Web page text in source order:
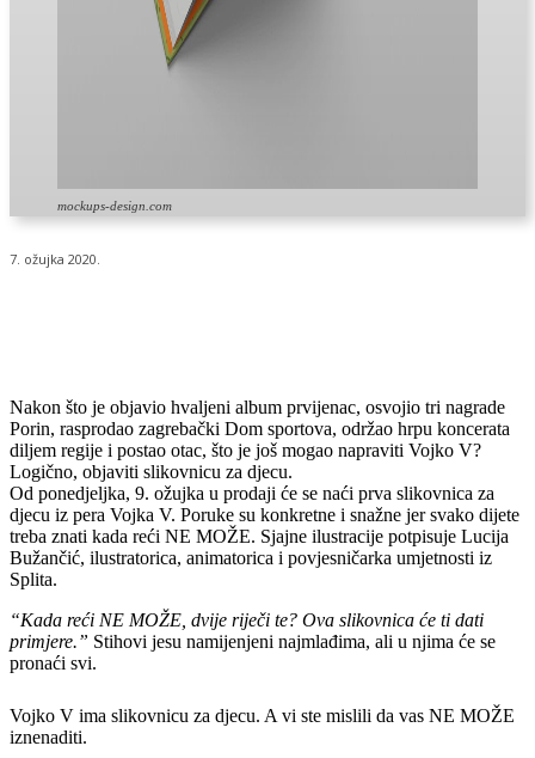
mockups-design.com
7. ožujka 2020.
Nakon što je objavio hvaljeni album prvijenac, osvojio tri nagrade
Porin, rasprodao zagrebački Dom sportova, održao hrpu koncerata
diljem regije i postao otac, što je još mogao napraviti Vojko V?
Logično, objaviti slikovnicu za djecu.
Od ponedjeljka, 9. ožujka u prodaji će se naći prva slikovnica za
djecu iz pera Vojka V. Poruke su konkretne i snažne jer svako dijete
treba znati kada reći NE MOŽE. Sjajne ilustracije potpisuje Lucija
Bužančić, ilustratorica, animatorica i povjesničarka umjetnosti iz
Splita.
“Kada reći NE MOŽE, dvije riječi te? Ova slikovnica će ti dati
primjere.” Stihovi jesu namijenjeni najmlađima, ali u njima će se
pronaći svi.
Vojko V ima slikovnicu za djecu. A vi ste mislili da vas NE MOŽE
iznenaditi.